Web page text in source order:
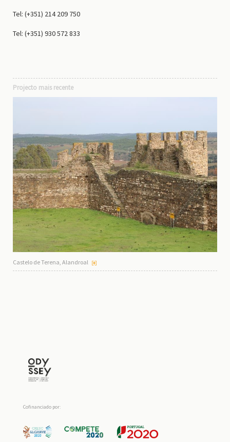
Tel: (+351) 214 209 750
Tel: (+351) 930 572 833
Projecto mais recente
Castelo de Terena, Alandroal
Cofinanciado por: